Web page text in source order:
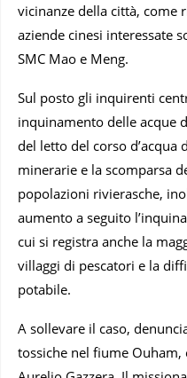
vicinanze della città, come
aziende cinesi interessate
SMC Mao e Meng.
Sul posto gli inquirenti
inquinamento delle acque
del letto del corso d’acqua
minerarie e la scomparsa
popolazioni rivierasche,
aumento a seguito
cui si registra anche la
villaggi di pescatori e la
potabile.
A sollevare il caso,
tossiche nel fiume